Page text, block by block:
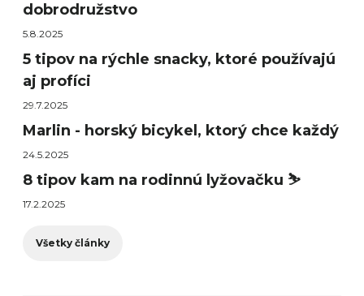
dobrodružstvo
5.8.2025
5 tipov na rýchle snacky, ktoré používajú
aj profíci
29.7.2025
Marlin - horský bicykel, ktorý chce každý
24.5.2025
8 tipov kam na rodinnú lyžovačku ⛷️
17.2.2025
Všetky články